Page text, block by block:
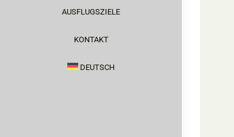
AUSFLUGSZIELE
KONTAKT
DEUTSCH